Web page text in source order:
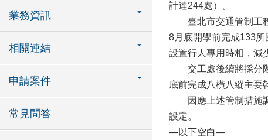
業務資訊
相關連結
申請案件
常見問答
計達244處）。
臺北市交通管制工程
8月底開學前完成133
設置行人專用時相，減
交工處後續將採分階
底前完成八橫八縱主要
因應上述管制措施調
設定。
—以下空白—